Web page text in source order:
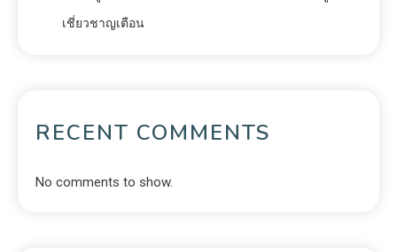
เชี่ยวชาญเตือน
RECENT COMMENTS
No comments to show.